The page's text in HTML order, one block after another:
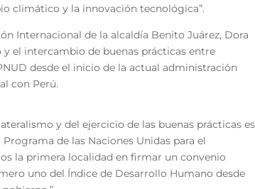
climático y la innovación tecnológica”.
Internacional de la alcaldía Benito Juárez, Dora
el intercambio de buenas prácticas entre
desde el inicio de la actual administración
con Perú.
y del ejercicio de las buenas prácticas es
de las Naciones Unidas para el
la primera localidad en firmar un convenio
uno del Índice de Desarrollo Humano desde